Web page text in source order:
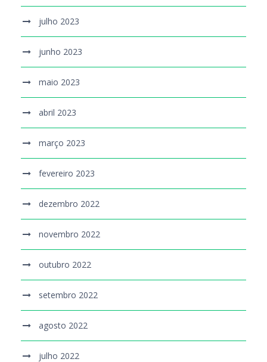
julho 2023
junho 2023
maio 2023
abril 2023
março 2023
fevereiro 2023
dezembro 2022
novembro 2022
outubro 2022
setembro 2022
agosto 2022
julho 2022